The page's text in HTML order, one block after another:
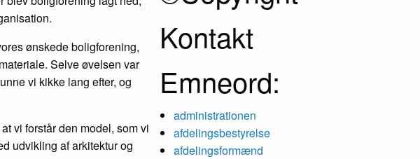
ønskede boligforening,
Selve øvelsen var
vi kikke lang efter, og
vi forstår den model, som vi
udvikling af arkitektur og
Kontakt
Emneord:
administrationen
afdelingsbestyrelse
afdelingsformænd